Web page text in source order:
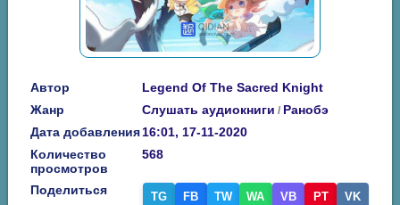
Автор
Legend Of The Sacred Knight
Жанр
Слушать аудиокниги / Ранобэ
Дата добавления16:01, 17-11-2020
Количество
просмотров
568
Поделиться TG FB TW WA VB PT VK